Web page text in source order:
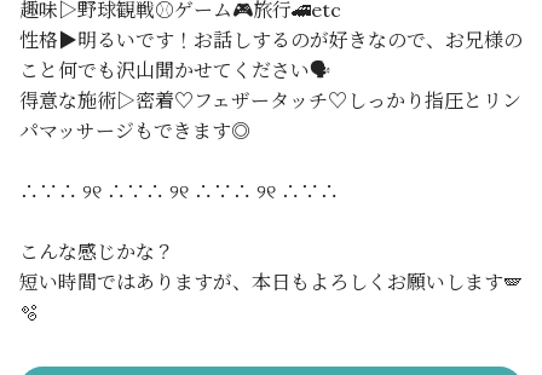
趣味▷野球観戦⚾️ゲーム🎮旅行🚄etc
性格▶明るいです！お話しするのが好きなので、お兄様の
こと何でも沢山聞かせてください🗣️
得意な施術▷密着♡フェザータッチ♡しっかり指圧とリン
パマッサージもできます◎
∴∵∴ ୨୧ ∴∵∴ ୨୧ ∴∵∴ ୨୧ ∴∵∴
こんな感じかな？
短い時間ではありますが、本日もよろしくお願いします🪽
🫧